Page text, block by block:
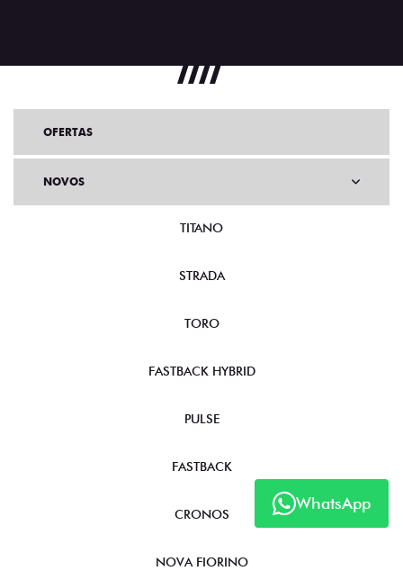
WhatsApp
OFERTAS
NOVOS
TITANO
STRADA
TORO
FASTBACK HYBRID
PULSE
FASTBACK
CRONOS
NOVA FIORINO